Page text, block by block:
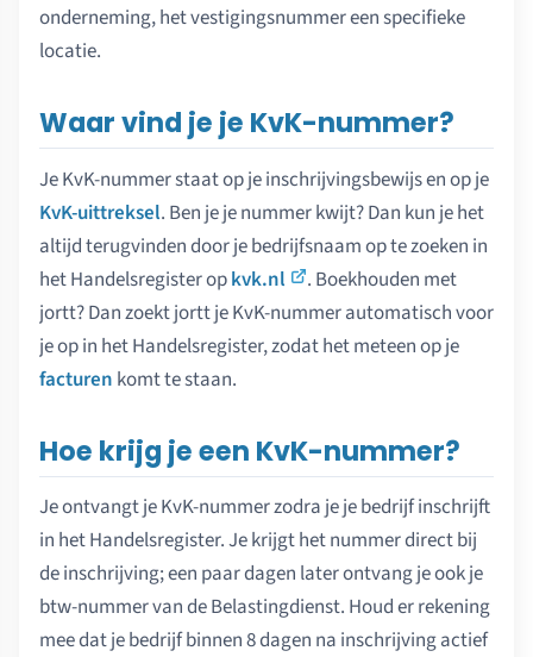
onderneming, het vestigingsnummer een specifieke
locatie.
Waar vind je je KvK-nummer?
Je KvK-nummer staat op je inschrijvingsbewijs en op je
KvK-uittreksel. Ben je je nummer kwijt? Dan kun je het
altijd terugvinden door je bedrijfsnaam op te zoeken in
het Handelsregister opkvk.nl
. Boekhouden met
jortt? Dan zoekt jortt je KvK-nummer automatisch voor
je op in het Handelsregister, zodat het meteen op je
facturen komt te staan.
Hoe krijg je een KvK-nummer?
Je ontvangt je KvK-nummer zodra je je bedrijf inschrijft
in het Handelsregister. Je krijgt het nummer direct bij
de inschrijving; een paar dagen later ontvang je ook je
btw-nummer van de Belastingdienst. Houd er rekening
mee dat je bedrijf binnen 8 dagen na inschrijving actief